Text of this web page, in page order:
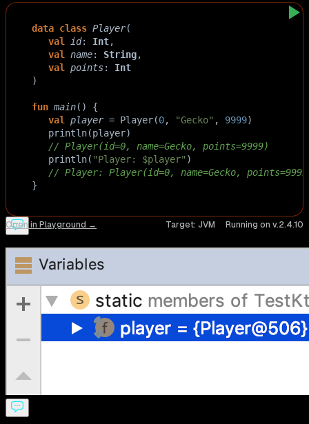
data class Player(
val id: Int,
val name: String,
val points: Int
)
fun main() {
val player = Player(0, "Gecko" , 9999)
println(player)
// Player(id=0, name=Gecko, points=9999)
println( "Player: $player" )
// Player: Player(id=0, name=Gecko,
}
Open in Playground → Target: JVM Running on v.2.4.10